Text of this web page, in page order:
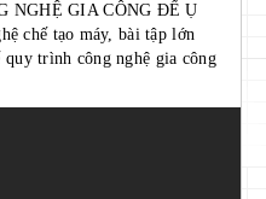
NGHỆ GIA CÔNG ĐẾ Ụ
chế tạo máy, bài tập lớn
quy trình công nghệ gia công